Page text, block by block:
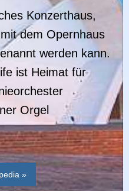
Konzerthaus,
dem Opernhaus
werden kann.
ist Heimat für
Orgel
»